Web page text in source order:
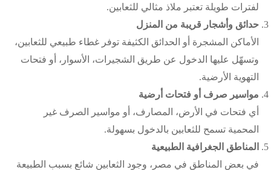
لفترات طويلة تعتبر ملاذ مثالي للثعابين.
حدائق وأشجار قريبة من المنزل
الأماكن المشجرة أو الحدائق الكثيفة توفر غطاء طبيعي للثعابين،
وتسهّل عليها الدخول عن طريق الشجيرات، الأسوار، أو فتحات
التهوية الأرضية.
مواسير صرف أو فتحات أرضية
أي فتحات في الأرض، المصارف، أو مواسير الصرف غير
المحمية تسمح للثعابين بالدخول بسهولة.
المناطق الجغرافية الطبيعية
في بعض المناطق في مصر، وجود الثعابين شائع بسبب الطبيعة